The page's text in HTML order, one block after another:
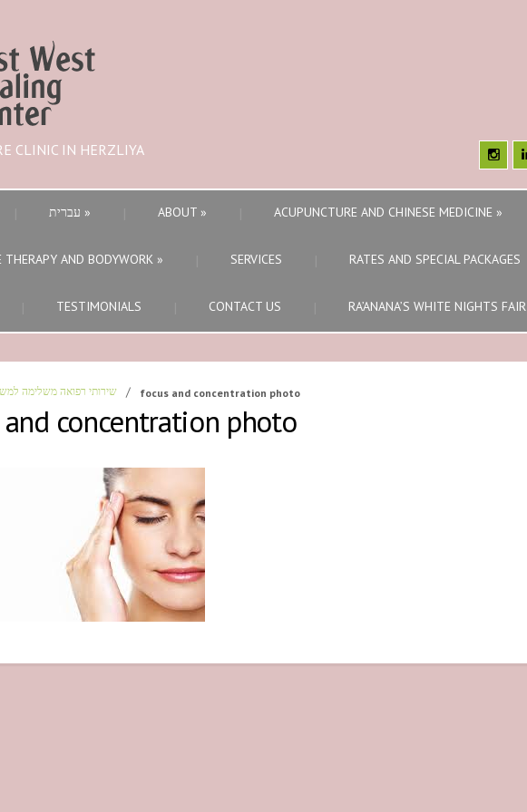
CLINIC IN HERZLIYA
עברית » ABOUT » ACUPUNCTURE AND CHINESE MEDICINE »
THERAPY AND BODYWORK » SERVICES RATES AND SPECIAL PACKAGES
TESTIMONIALS CONTACT US RA’ANANA’S WHITE NIGHTS FAIR
שירותי רפואה משלימה / focus and concentration photo
concentration photo